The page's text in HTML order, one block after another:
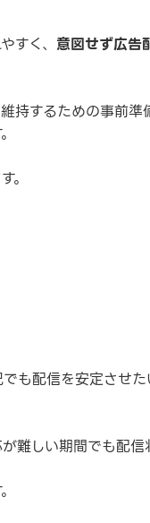
すく、 意図せず広告
するための事前準
。
も配信を安定させた
難しい期間でも配